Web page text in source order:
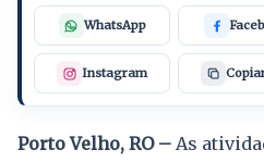
WhatsApp
Instagram
Porto Velho, RO – As